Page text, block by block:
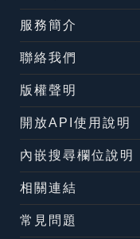
服務簡介
聯絡我們
版權聲明
開放API使用說明
內嵌搜尋欄位說明
相關連結
常見問題